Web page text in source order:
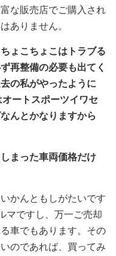
な販売店でご購入され
ありません。
ょこちょこはトラブる
再整備の必要も出てく
の私がやったように
ートスポーツイワセ
んとかなりますから
まった車両価格だけ
かんともしがたいです
マですし、万一ご売却
車でもあります。その
のであれば、買ってみ